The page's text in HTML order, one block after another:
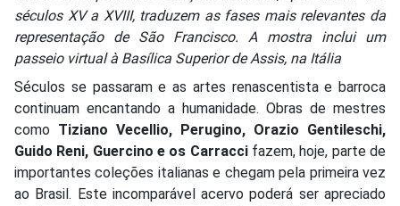
séculos XV a XVIII, traduzem as fases mais relevantes da
representação de São Francisco. A mostra inclui um
passeio virtual à Basílica Superior de Assis, na Itália
Séculos se passaram e as artes renascentista e barroca
continuam encantando a humanidade. Obras de mestres
como Tiziano Vecellio, Perugino, Orazio Gentileschi,
Guido Reni, Guercino e os Carraccifazem, hoje, parte de
importantes coleções italianas e chegam pela primeira vez
ao Brasil. Este incomparável acervo poderá ser apreciado